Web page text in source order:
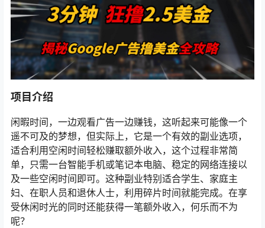
项目介绍
闲暇时间，一边观看广告一边赚钱，这听起来可能像一个
遥不可及的梦想，但实际上，它是一个有效的副业选项，
适合利用空闲时间轻松赚取额外收入，这个过程非常简
单，只需一台智能手机或笔记本电脑、稳定的网络连接以
及一些空闲时间即可。这种副业特别适合学生、家庭主
妇、在职人员和退休人士，利用碎片时间就能完成。在享
受休闲时光的同时还能获得一笔额外收入，何乐而不为
呢？